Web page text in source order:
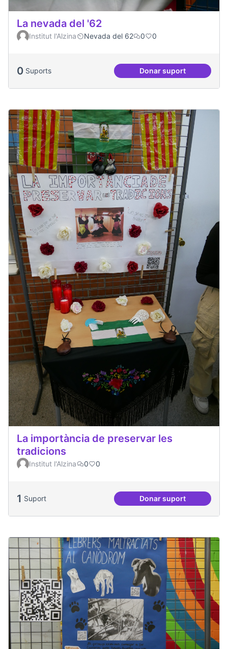
La nevada del '62
Institut l'Alzina Nevada del 62 0 0
0 Suports Donar suportLa nevada del '62
La importància de preservar les
tradicions
Institut l'Alzina 0 0
1 Suport Donar suportLa importància de